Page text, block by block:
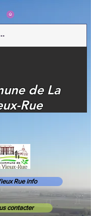
de La
Rue
Rue info
contacter